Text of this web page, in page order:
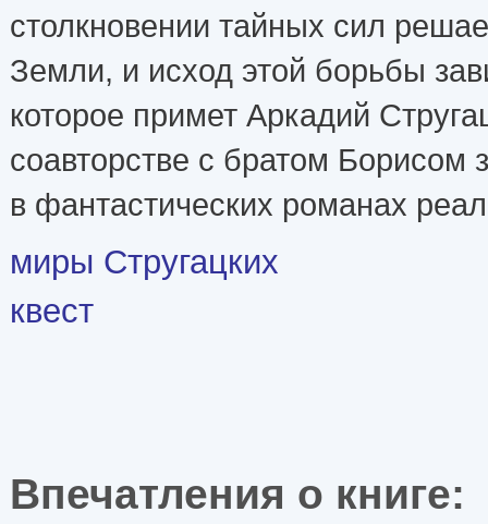
столкновении тайных сил
Земли, и исход этой борьбы
которое примет Аркадий
соавторстве с братом
в фантастических романах
миры Стругацких
квест
Впечатления о книге: